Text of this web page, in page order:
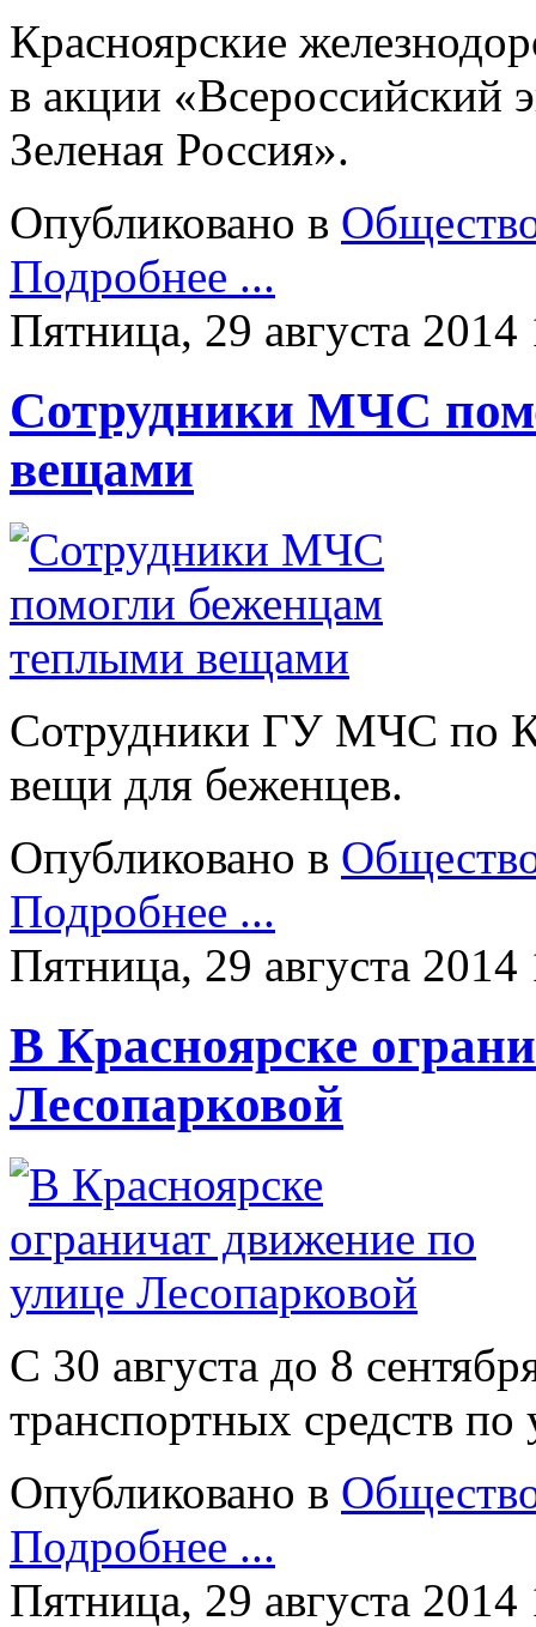
Красноярские
в акции «Всероссийский
Зеленая Россия».
Опубликовано в
Подробнее ...
Пятница, 29 августа 2014
Сотрудники МЧС
вещами
Сотрудники ГУ МЧС по
вещи для беженцев.
Опубликовано в
Подробнее ...
Пятница, 29 августа 2014
В Красноярске
Лесопарковой
С 30 августа до 8
транспортных средств
Опубликовано в
Подробнее ...
Пятница, 29 августа 2014